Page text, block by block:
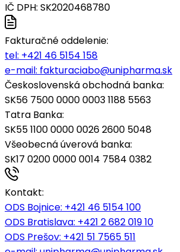
IČ DPH: SK2020468780
Fakturačné oddelenie:
tel: +421 46 5154 158
e-mail: fakturaciabo@unipharma.sk
Československá obchodná banka:
SK56 7500 0000 0003 1188 5563
Tatra Banka:
SK55 1100 0000 0026 2600 5048
Všeobecná úverová banka:
SK17 0200 0000 0014 7584 0382
Kontakt:
ODS Bojnice: +421 46 5154 100
ODS Bratislava: +421 2 682 019 10
ODS Prešov: +421 51 7565 511